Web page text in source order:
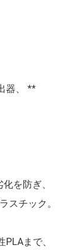
器、 **
を防ぎ、
スチック。
まで、